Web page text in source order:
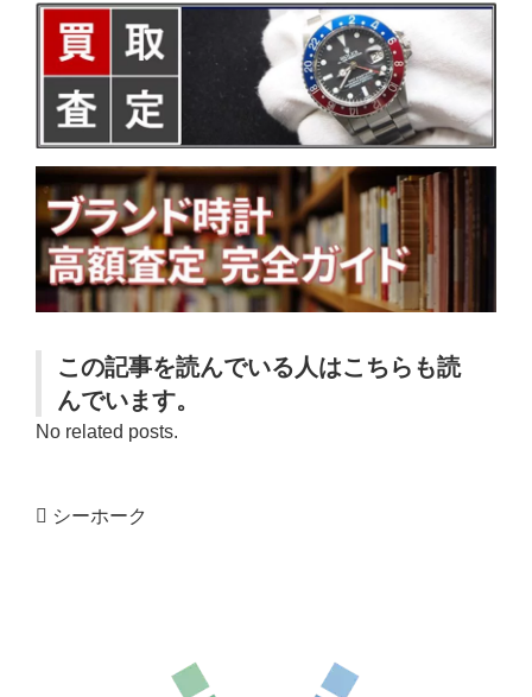
この記事を読んでいる人はこちらも読
んでいます。
No related posts.
シーホーク